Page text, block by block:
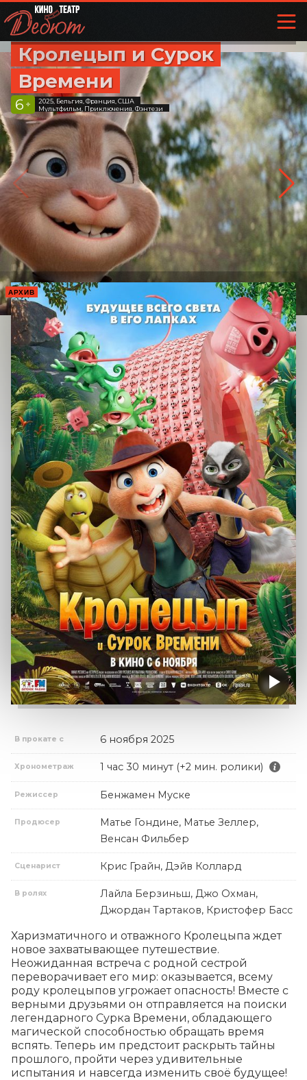
Кролецып и Сурок
Времени
6 +
2025, Бельгия, Франция, США
Мультфильм, Приключения, Фэнтези
АРХИВ
В прокате с 6 ноября 2025
Хронометраж 1 час 30 минут (+2 мин. ролики)
Режиссер Бенжамен Муске
Продюсер
Матье Гондине, Матье Зеллер,
Венсан Фильбер
Сценарист Крис Грайн, Дэйв Коллард
В ролях
Лайла Берзиньш, Джо Охман,
Джордан Тартаков, Кристофер Басс
Харизматичного и отважного Кролецыпа ждет
новое захватывающее путешествие.
Неожиданная встреча с родной сестрой
переворачивает его мир: оказывается, всему
роду кролецыпов угрожает опасность! Вместе с
верными друзьями он отправляется на поиски
легендарного Сурка Времени, обладающего
магической способностью обращать время
вспять. Теперь им предстоит раскрыть тайны
прошлого, пройти через удивительные
испытания и навсегда изменить своё будущее!